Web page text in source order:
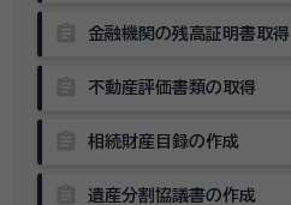
金融機関の残高証明書取得
不動産評価書類の取得
相続財産目録の作成
遺産分割協議書の作成